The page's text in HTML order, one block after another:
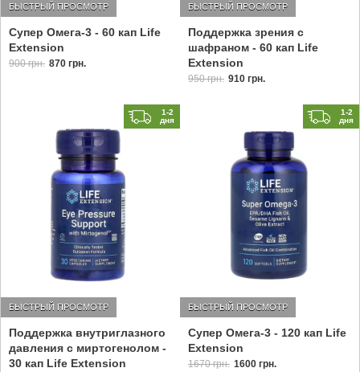
Супер Омега-3 - 60 кап Life
Extension
БЫСТРЫЙ ПРОСМОТР
900 грн. 870 грн.
Поддержка зрения с
шафраном - 60 кап Life
Extension
БЫСТРЫЙ ПРОСМОТР
950 грн. 910 грн.
1-2
дня
Поддержка внутриглазного
давления с миртогенолом -
30 кап Life Extension
БЫСТРЫЙ ПРОСМОТР
1-2
дня
Супер Омега-3 - 120 кап Life
Extension
БЫСТРЫЙ ПРОСМОТР
1670 грн. 1600 грн.